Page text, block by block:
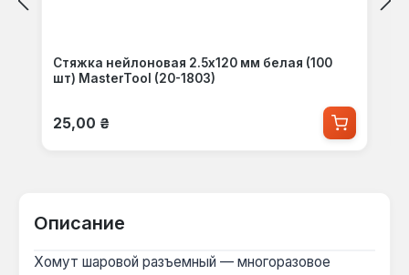
Стяжка нейлоновая 2.5x120 мм белая (100
шт) MasterTool (20-1803)
Обычная цена:
25,00 ₴
Описание
Хомут шаровой разъемный — многоразовое